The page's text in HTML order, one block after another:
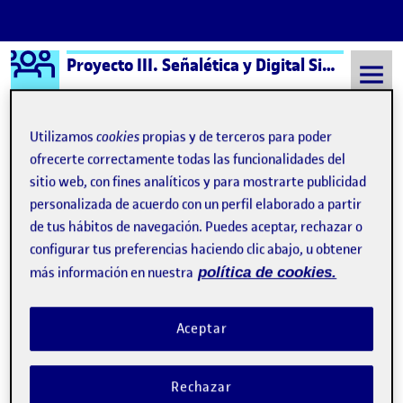
Saltar al contenido
Logo Ágora Proyecto III. Señalética y Digital Signage aula 4
Semestre 20212 - Aula 4 PEC4 - Aplicación
PEC4 - Aplicación
Publicado porPEC4 – Aplicación
PEC4 - Aplicación …
Utilizamoscookies propias y de terceros para poder
ofrecerte correctamente todas las funcionalidades del
sitio web, con fines analíticos y para mostrarte publicidad
personalizada de acuerdo con un perfil elaborado a partir
de tus hábitos de navegación. Puedes aceptar, rechazar o
configurar tus preferencias haciendo clic abajo, u obtener
más información en nuestra política de cookies.
Rechazar
Aceptar